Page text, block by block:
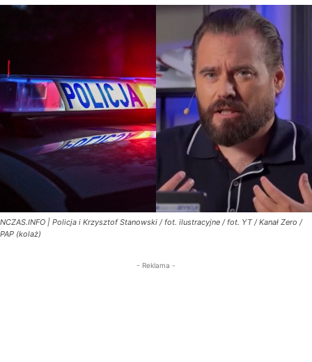
NCZAS.INFO | Policja i Krzysztof Stanowski / fot. ilustracyjne / fot. YT / Kanał Zero /
PAP (kolaż)
- Reklama -